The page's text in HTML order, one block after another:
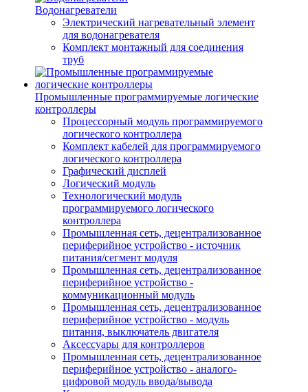
Водонагреватели
Электрический нагревательный элемент
для водонагревателя
Комплект монтажный для соединения
труб
Промышленные программируемые логические
контроллеры
Процессорный модуль программируемого
логического контроллера
Комплект кабелей для программируемого
логического контроллера
Графический дисплей
Логический модуль
Технологический модуль
программируемого логического
контроллера
Промышленная сеть, децентрализованное
периферийное устройство - источник
питания/сегмент модуля
Промышленная сеть, децентрализованное
периферийное устройство -
коммуникационный модуль
Промышленная сеть, децентрализованное
периферийное устройство - модуль
питания, выключатель двигателя
Аксессуары для контроллеров
Промышленная сеть, децентрализованное
периферийное устройство - аналого-
цифровой модуль ввода/вывода